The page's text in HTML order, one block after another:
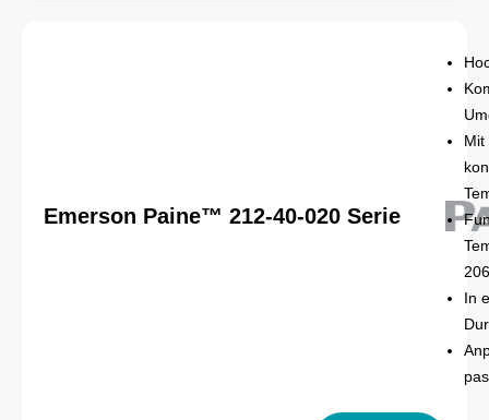
Emerson Paine™ 212-40-020 Serie
Mit
In